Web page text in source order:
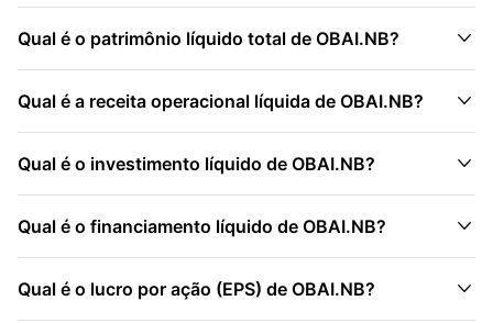
Qual é o patrimônio líquido total de OBAI.NB? 
Qual é a receita operacional líquida de OBAI.NB? 
Qual é o investimento líquido de OBAI.NB? 
Qual é o financiamento líquido de OBAI.NB? 
Qual é o lucro por ação (EPS) de OBAI.NB? 